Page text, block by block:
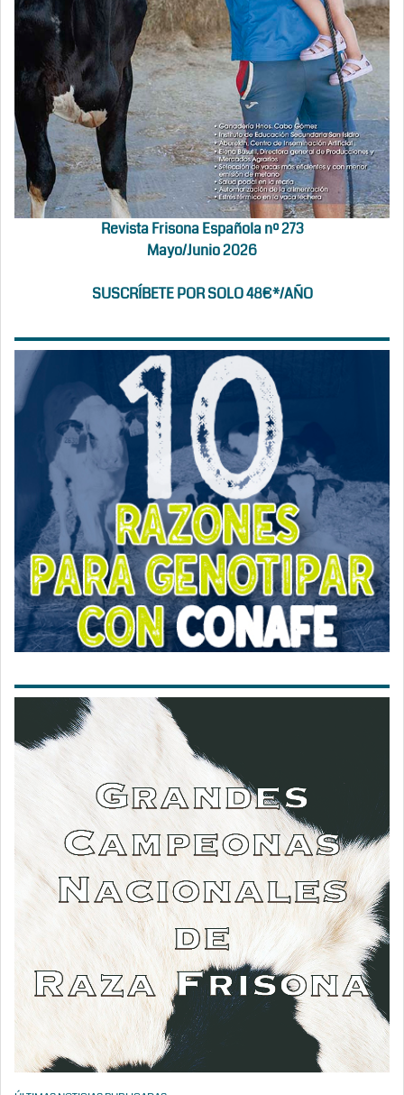
Revista Frisona Española nº 273
Mayo/Junio 2026
SUSCRÍBETE POR SOLO 48€*/AÑO